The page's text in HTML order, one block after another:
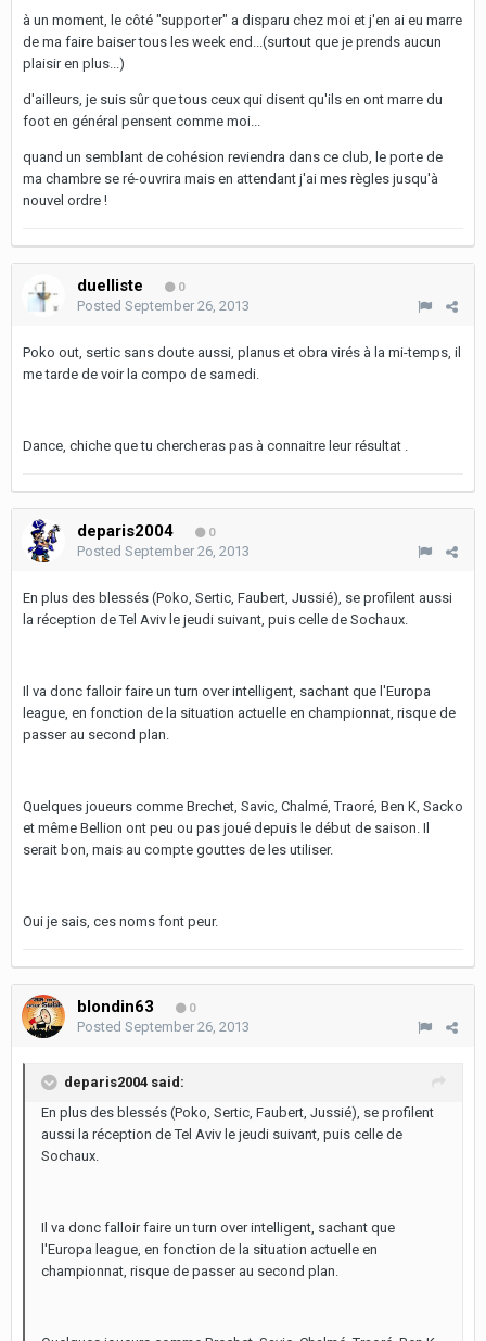
à un moment, le côté "supporter" a disparu chez moi et j'en ai eu marre
de ma faire baiser tous les week end...(surtout que je prends aucun
plaisir en plus...)
d'ailleurs, je suis sûr que tous ceux qui disent qu'ils en ont marre du
foot en général pensent comme moi...
quand un semblant de cohésion reviendra dans ce club, le porte de
ma chambre se ré-ouvrira mais en attendant j'ai mes règles jusqu'à
nouvel ordre !
duelliste 0
Posted September 26, 2013
Poko out, sertic sans doute aussi, planus et obra virés à la mi-temps, il
me tarde de voir la compo de samedi.
Dance, chiche que tu chercheras pas à connaitre leur résultat .
deparis2004 0
Posted September 26, 2013
En plus des blessés (Poko, Sertic, Faubert, Jussié), se profilent aussi
la réception de Tel Aviv le jeudi suivant, puis celle de Sochaux.
Il va donc falloir faire un turn over intelligent, sachant que l'Europa
league, en fonction de la situation actuelle en championnat, risque de
passer au second plan.
Quelques joueurs comme Brechet, Savic, Chalmé, Traoré, Ben K, Sacko
et même Bellion ont peu ou pas joué depuis le début de saison. Il
serait bon, mais au compte gouttes de les utiliser.
Oui je sais, ces noms font peur.
blondin63 0
Posted September 26, 2013
deparis2004 said:
En plus des blessés (Poko, Sertic, Faubert, Jussié), se profilent
aussi la réception de Tel Aviv le jeudi suivant, puis celle de
Sochaux.
Il va donc falloir faire un turn over intelligent, sachant que
l'Europa league, en fonction de la situation actuelle en
championnat, risque de passer au second plan.